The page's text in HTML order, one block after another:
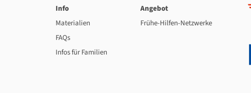
Info
Materialien
FAQs
Infos für Familien
Angebot
Frühe-Hilfen-Netzwerke